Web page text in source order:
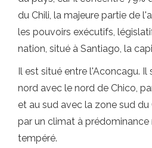
du Chili, la majeure partie de
les pouvoirs exécutifs,
nation, situé à Santiago, la
Il est situé entre l'Aconcagu.
nord avec le nord de Chico,
et au sud avec la zone sud du
par un climat à
tempéré.